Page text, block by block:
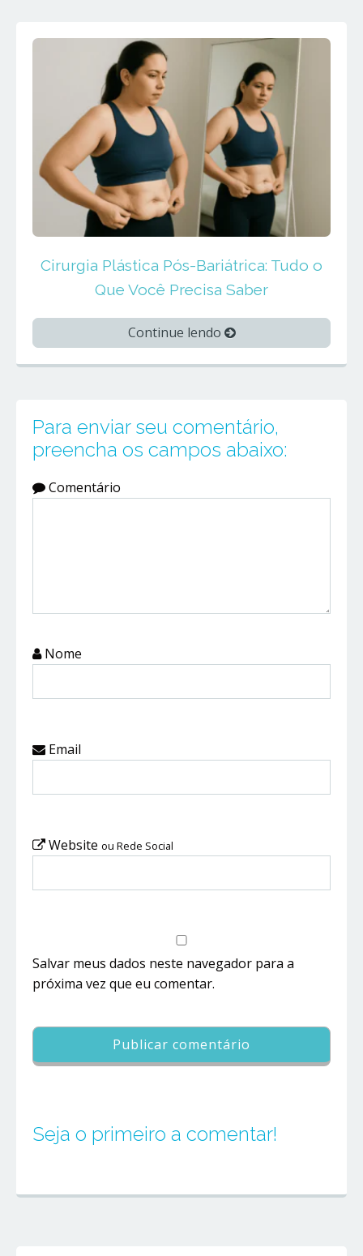
Cirurgia Plástica Pós-Bariátrica: Tudo o
Que Você Precisa Saber
Continue lendo
Para enviar seu comentário,
preencha os campos abaixo:
Comentário
Nome
Email
Website ou Rede Social
Salvar meus dados neste navegador para a
próxima vez que eu comentar.
Seja o primeiro a comentar!